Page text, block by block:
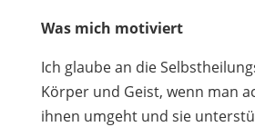
Was mich motiviert
Ich glaube an die
Körper und Geist, wenn man
ihnen umgeht und sie